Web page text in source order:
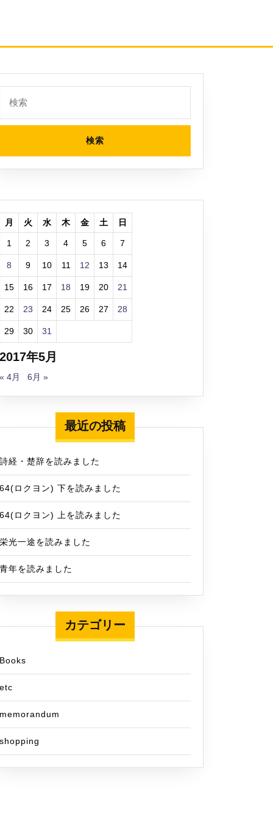
索:
2017年5月
月 火 水 木 金 土 日
1 2 3 4 5 6 7
8 9 10 11 12 13 14
15 16 17 18 19 20 21
22 23 24 25 26 27 28
29 30 31
« 4月 6月 »
最近の投稿
詩経・楚辞を読みました
64(ロクヨン) 下を読みました
64(ロクヨン) 上を読みました
栄光一途を読みました
青年を読みました
カテゴリー
Books
etc
memorandum
shopping